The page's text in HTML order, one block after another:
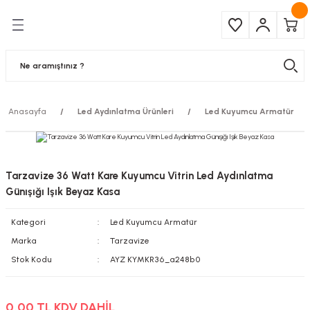
Anasayfa Led Aydınlatma Ürünleri Led Kuyumcu Armatür
Tarzavize 36 Watt Kare Kuyumcu Vitrin Led Aydınlatma
Günışığı Işık Beyaz Kasa
Kategori
Led Kuyumcu Armatür
Marka
Tarzavize
Stok Kodu
AYZ KYMKR36_a248b0
0,00 TL KDV DAHİL